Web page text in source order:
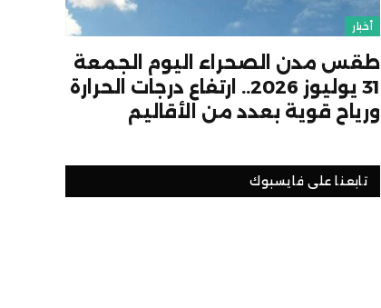
أخبار
طقس مدن الصحراء اليوم الجمعة
31 يوليوز 2026.. ارتفاع درجات الحرارة
ورياح قوية بعدد من الأقاليم
تابعنا على فايسبوك